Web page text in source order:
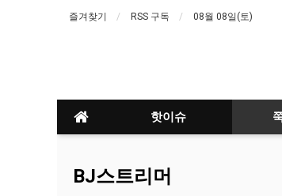
즐겨찾기 RSS 구독 08월 08일(토)
핫이슈
BJ스트리머